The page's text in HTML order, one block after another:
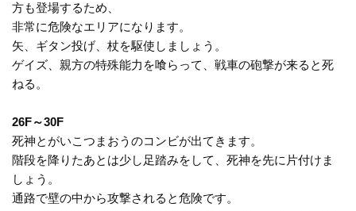
方も登場するため、
非常に危険なエリアになります。
矢、ギタン投げ、杖を駆使しましょう。
ゲイズ、親方の特殊能力を喰らって、戦車の砲撃が来ると死
ねる。
26F～30F
死神とがいこつまおうのコンビが出てきます。
階段を降りたあとは少し足踏みをして、死神を先に片付けま
しょう。
通路で壁の中から攻撃されると危険です。